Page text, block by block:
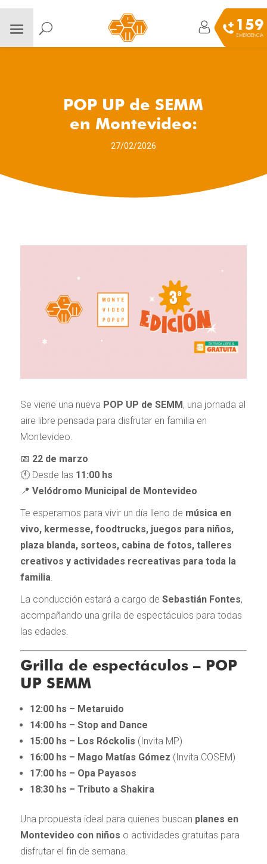
159
EMERGENCIA
POP UP de SEMM
en Montevideo:
27/02/2026
Se viene una nueva POP UP de SEMM, una jornada al
aire libre pensada para disfrutar en familia en
Montevideo.
📅 22 de marzo
🕚 Desde las 11:00 hs
📍 Velódromo Municipal de Montevideo
Te esperamos para vivir un día lleno de música en
vivo, kermesse, foodtrucks, juegos para niños,
plaza blanda, sorteos, cabina de fotos, talleres
creativos y actividades recreativas para toda la
familia
La conducción estará a cargo de Sebastián Fontes,
acompañando una grilla de espectáculos para todas
las edades.
Grilla de espectáculos – POP
UP SEMM
12:00 hs – Metaruido
14:00 hs – Stop and Dance
15:00 hs – Los Róckolis (Invita MP)
16:00 hs – Mago Matías Gómez (Invita COSEM)
17:00 hs – Opa Payasos
18:30 hs – Tributo a Shakira
Una propuesta ideal para quienes buscan planes en
Montevideo con niños o actividades gratuitas para
disfrutar el fin de semana.